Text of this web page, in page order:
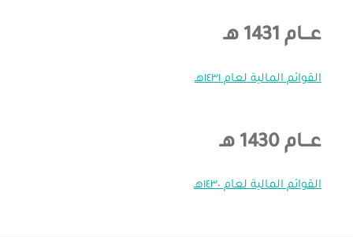
عـــام 1431 هـ
القوائم المالية لعام ١٤٣١هـ
عـــام 1430 هـ
القوائم المالية لعام ١٤٣٠هـ